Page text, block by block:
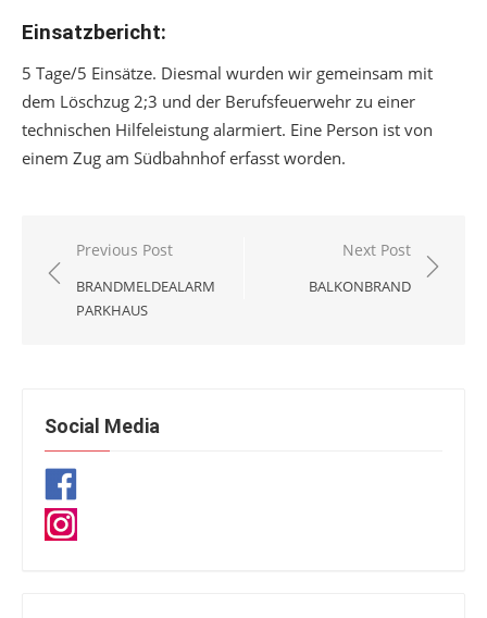
Einsatzbericht:
5 Tage/5 Einsätze. Diesmal wurden wir gemeinsam mit
dem Löschzug 2;3 und der Berufsfeuerwehr zu einer
technischen Hilfeleistung alarmiert. Eine Person ist von
einem Zug am Südbahnhof erfasst worden.
Beitragsnavigation
Previous Post
BRANDMELDEALARM
PARKHAUS
Next Post
BALKONBRAND
Social Media